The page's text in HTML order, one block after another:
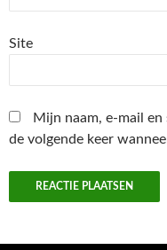
Site
Mijn naam, e-mail
de volgende keer